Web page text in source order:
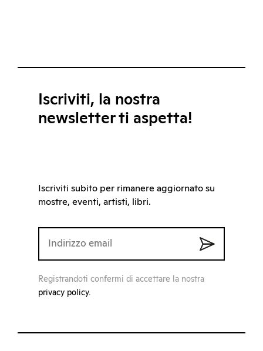
Iscriviti, la nostra
newsletter ti aspetta!
Iscriviti subito per rimanere aggiornato su
mostre, eventi, artisti, libri.
Registrandoti confermi di accettare la nostra
privacy policy.